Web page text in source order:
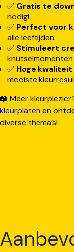
✅ Gratis te
nodig!
✅ Perfect voor
alle leeftijden.
✅ Stimuleert
✅ Hoge
mooiste
📖 Meer
kleurplatenen
diverse thema’s!